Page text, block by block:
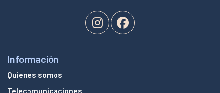
Información
Quienes somos
Telecomunicaciones